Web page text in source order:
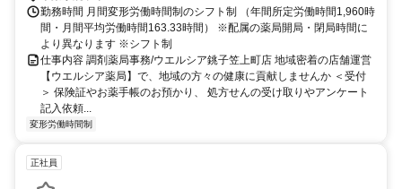
選択 ＜エリア職＞ 原則として転居を伴う異動はございません。 自宅
から50km圏内、通勤片道90分圏内での配属店舗となります。 ＜リー
ジョナル職＞ 異動の範囲は本拠地とその隣接県または直線距離で概
ね100km以内 ※社宅制度・赴任手当制度あり ＜ナショナル職＞ 全国
の店舗への異動あり ※社宅制度・赴任手当制度あり
勤務時間 月間変形労働時間制のシフト制 （年間所定労働時間1,960時
間・月間平均労働時間163.33時間） ※配属の薬局開局・閉局時間に
より異なります ※シフト制
仕事内容 調剤薬局事務/ウエルシア銚子笠上町店 地域密着の店舗運営
【ウエルシア薬局】で、地域の方々の健康に貢献しませんか ＜受付
＞ 保険証やお薬手帳のお預かり、 処方せんの受け取りやアンケート
記入依頼...
変形労働時間制
正社員